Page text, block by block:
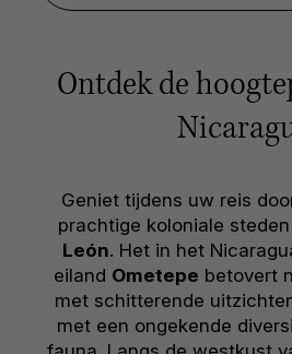
Ontdek de
Geniet tijdens uw reis
prachtige koloniale
León. Het in het
eiland Ometepe betovert
met schitterende
met een ongekende